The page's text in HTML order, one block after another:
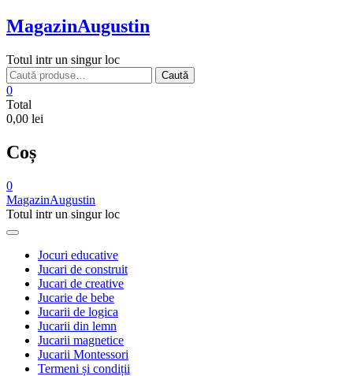
Skip
to
MagazinAugustin
Totul intr un singur loc
Caută
după:
Caută
0
Total
0,00 lei
Coș
0
MagazinAugustin
Totul intr un singur loc
Jocuri educative
Jucari de construit
Jucari de creative
Jucarie de bebe
Jucarii de logica
Jucarii din lemn
Jucarii magnetice
Jucarii Montessori
Termeni și condiții